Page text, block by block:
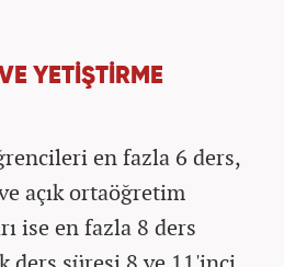
YETİŞTİRME
en fazla 6 ders,
açık ortaöğretim
ise en fazla 8 ders